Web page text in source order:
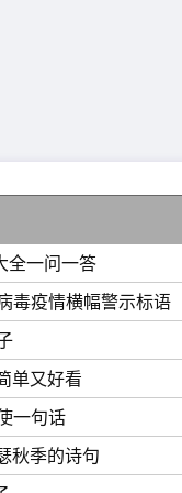
你有什么资格祝我
的失望，一味的以
，那是因为你有
你有所爱。因为
要过来，因为在
全一问一答
毒疫情横幅警示标语
单又好看
一句话
秋季的诗句